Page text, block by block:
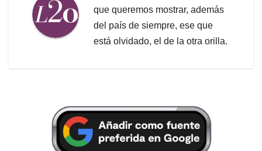
que queremos mostrar, además
del país de siempre, ese que
está olvidado, el de la otra orilla.